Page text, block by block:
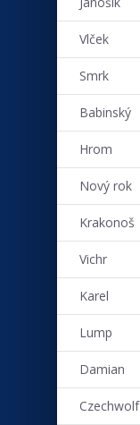
Vlček
Smrk
Babinský
Hrom
Nový rok
Krakonoš
Vichr
Karel
Lump
Damian
Czechwolf